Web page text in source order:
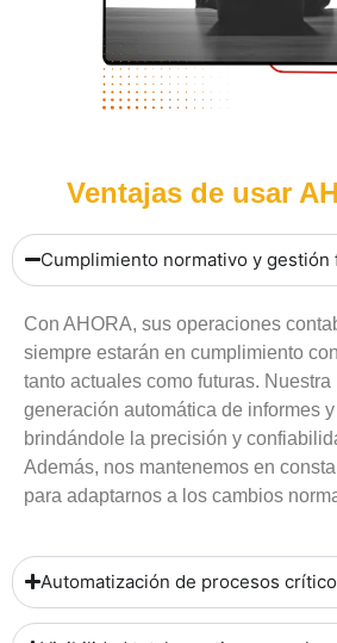
Ventajas de usar
Cumplimiento normativo y gestión
Con AHORA, sus operaciones
siempre estarán en cumplimiento
tanto actuales como futuras.
generación automática de informes
brindándole la precisión y
Además, nos mantenemos en
para adaptarnos a los cambios
Automatización de procesos